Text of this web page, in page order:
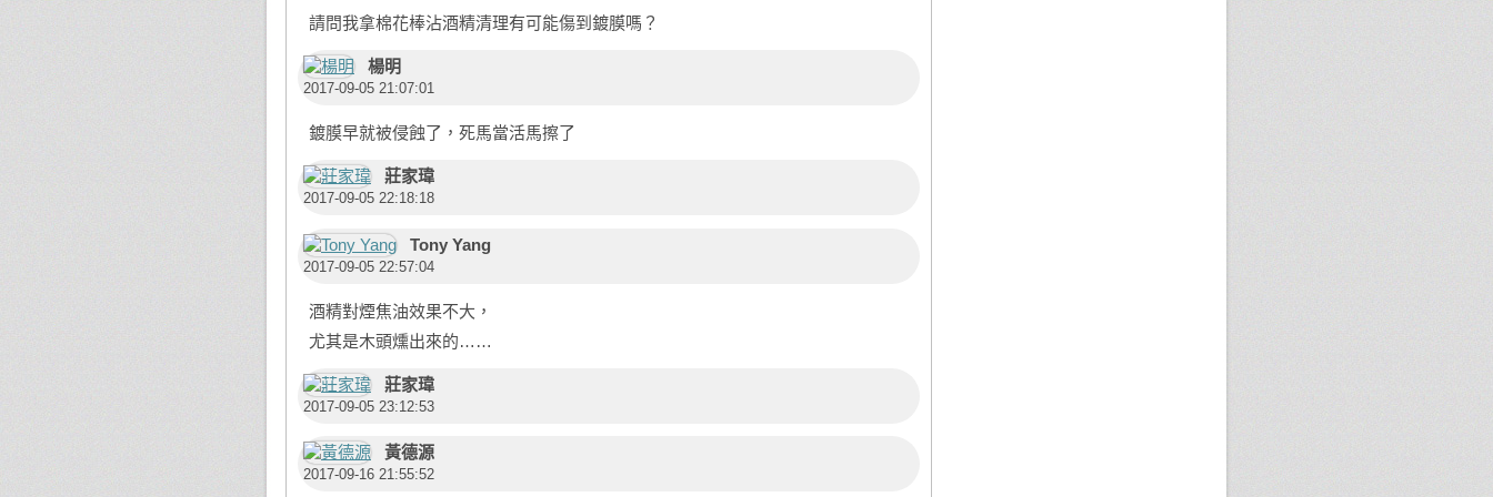
請問我拿棉花棒沾酒精清理有可能傷到鍍膜嗎？
楊明
2017-09-05 21:07:01
鍍膜早就被侵蝕了，死馬當活馬擦了
莊家瑋
2017-09-05 22:18:18
Tony Yang
2017-09-05 22:57:04
酒精對煙焦油效果不大，
尤其是木頭燻出來的……
莊家瑋
2017-09-05 23:12:53
黃德源
2017-09-16 21:55:52